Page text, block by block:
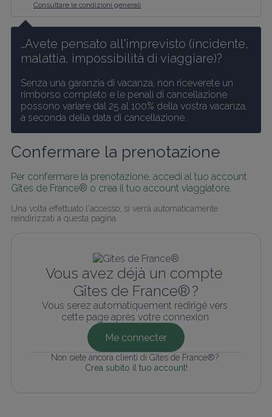
Consultare le condizioni generali
…Avete pensato all'imprevisto (incidente,
malattia, impossibilità di viaggiare)?
Senza una garanzia di vacanza, non riceverete un
rimborso completo e le penali di cancellazione
possono variare dal 25 al 100% della vostra vacanza,
a seconda della data di cancellazione.
Confermare la prenotazione
Per confermare la prenotazione, accedi al tuo account
Gîtes de France® o crea il tuo account viaggiatore.
Una volta effettuato l'accesso, si verrà automaticamente
reindirizzati a questa pagina.
Vous avez déjà un compte
Gîtes de France® ?
Vous serez automatiquement redirigé vers
cette page après votre connexion.
Me connecter
Non siete ancora clienti di Gîtes de France®?
Crea subito il tuo account!